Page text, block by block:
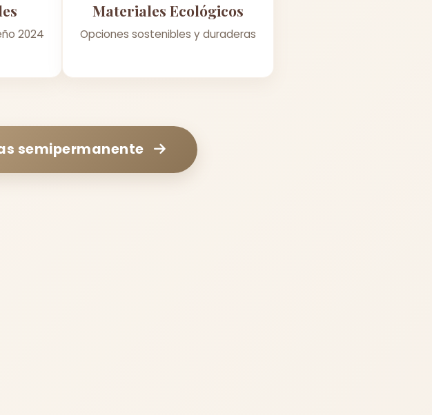
2024
Materiales Ecológicos
Opciones sostenibles y duraderas
semipermanente